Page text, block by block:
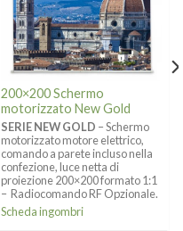
200×200 Schermo
motorizzato New Gold
SERIE NEW GOLD – Schermo
motorizzato motore elettrico,
comando a parete incluso nella
confezione, luce netta di
proiezione 200×200 formato 1:1
– Radiocomando RF Opzionale.
Scheda ingombri